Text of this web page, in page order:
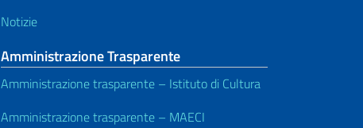
Notizie
Amministrazione Trasparente
Amministrazione trasparente – Istituto di Cultura
Amministrazione trasparente – MAECI